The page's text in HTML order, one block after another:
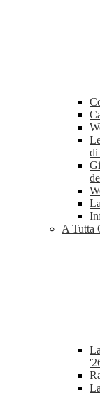
di
A Tutta